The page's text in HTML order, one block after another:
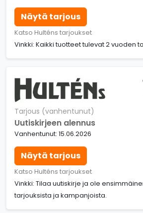
Näytä tarjous
Katso Hulténs tarjoukset
Vinkki: Kaikki tuotteet tulevat 2 vuoden
Tarjous (vanhentunut)
Uutiskirjeen alennus
Vanhentunut: 15.06.2026
Näytä tarjous
Katso Hulténs tarjoukset
Vinkki: Tilaa uutiskirje ja ole
tarjouksista ja kampanjoista.